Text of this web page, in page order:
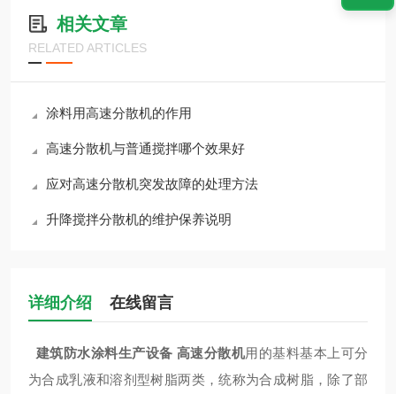
相关文章
RELATED ARTICLES
涂料用高速分散机的作用
高速分散机与普通搅拌哪个效果好
应对高速分散机突发故障的处理方法
升降搅拌分散机的维护保养说明
详细介绍 在线留言
建筑防水涂料生产设备 高速分散机用的基料基本上可分
为合成乳液和溶剂型树脂两类，统称为合成树脂，除了部